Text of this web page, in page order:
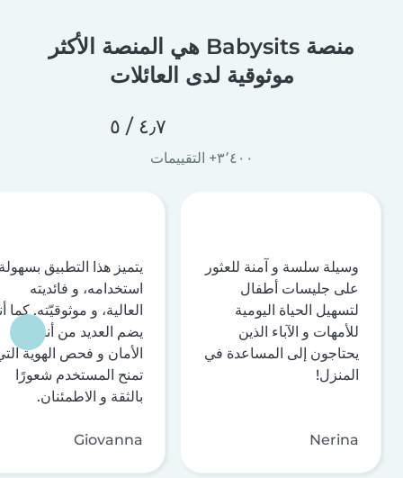
منصة Babysits هي المنصة الأكثر
موثوقية لدى العائلات
٤٫٧ / ٥
٣٬٤٠٠+ التقييمات
وسيلة سلسة و آمنة للعثور
على جليسات أطفال
لتسهيل الحياة اليومية
للأمهات و الآباء الذين
يحتاجون إلى المساعدة في
المنزل!
Nerina
يتميز هذا التطبيق
استخدامه، و فائديته
العالية، و موثوقيّته. كما
يضم العديد من أنظمة
الأمان و فحص الهوية
تمنح المستخدم شعورًا
بالثقة و الاطمئنان.
Giovanna